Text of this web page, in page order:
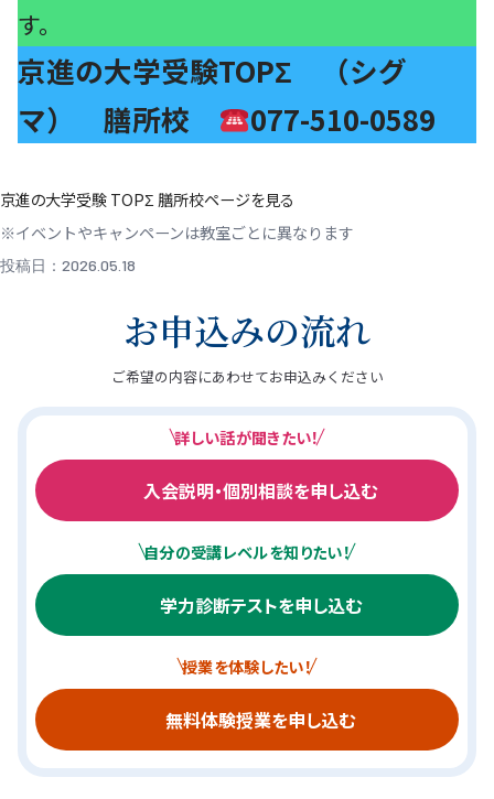
す。
京進の大学受験TOPΣ （シグ
マ） 膳所校
077-510-0589
京進の大学受験 TOPΣ 膳所校ページを見る
※イベントやキャンペーンは教室ごとに異なります
投稿日：2026.05.18
お申込みの流れ
ご希望の内容にあわせてお申込みください
詳しい話が聞きたい！
入会説明・個別相談を申し込む
自分の受講レベルを知りたい！
学力診断テストを申し込む
授業を体験したい！
無料体験授業を申し込む